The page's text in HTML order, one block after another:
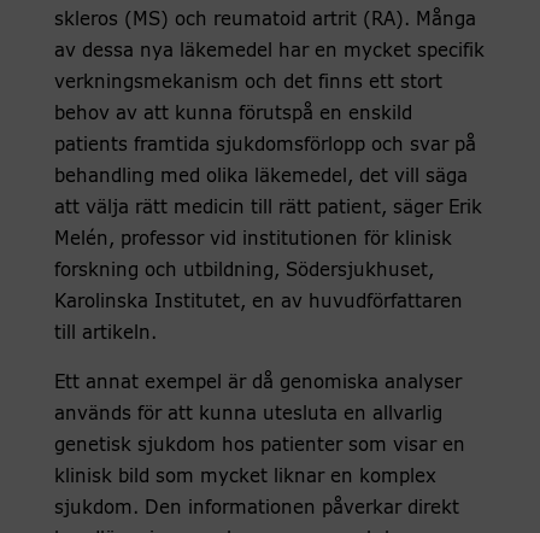
skleros (MS) och reumatoid artrit (RA). Många
av dessa nya läkemedel har en mycket specifik
verkningsmekanism och det finns ett stort
behov av att kunna förutspå en enskild
patients framtida sjukdomsförlopp och svar på
behandling med olika läkemedel, det vill säga
att välja rätt medicin till rätt patient, säger Erik
Melén, professor vid institutionen för klinisk
forskning och utbildning, Södersjukhuset,
Karolinska Institutet, en av huvudförfattaren
till artikeln.
Ett annat exempel är då genomiska analyser
används för att kunna utesluta en allvarlig
genetisk sjukdom hos patienter som visar en
klinisk bild som mycket liknar en komplex
sjukdom. Den informationen påverkar direkt